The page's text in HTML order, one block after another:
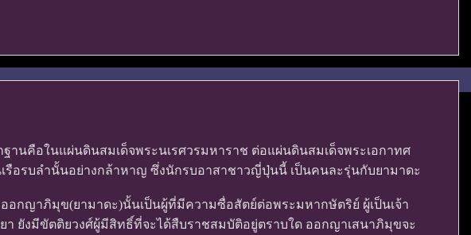
คือในแผ่นดินสมเด็จพระนเรศวรมหาราช ต่อแผ่นดินสมเด็จพระเอกาทศ
รือรบลำนั้นอย่างกล้าหาญ ซึ่งนักรบอาสาชาวญี่ปุ่นนี้ เป็นคนละรุ่นกับยามาดะ
กญาภิมุข(ยามาดะ)นั้นเป็นผู้ที่มีความซื่อสัตย์ต่อพระมหากษัตริย์ ผู้เป็นเจ้า
ยังมีขัตติยวงศ์ผู้มีสิทธิ์ที่จะได้สืบราชสมบัติอยู่ตราบใด ออกญาเสนาภิมุขจะ